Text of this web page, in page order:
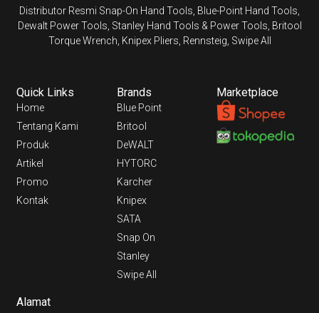
Distributor Resmi Snap-On Hand Tools, Blue-Point Hand Tools,
Dewalt Power Tools, Stanley Hand Tools & Power Tools, Britool
Torque Wrench, Knipex Pliers, Rennsteig, Swipe All
Quick Links
Home
Tentang Kami
Produk
Artikel
Promo
Kontak
Brands
Blue Point
Britool
DeWALT
HYTORC
Karcher
Knipex
SATA
Snap On
Stanley
Swipe All
Marketplace
Alamat